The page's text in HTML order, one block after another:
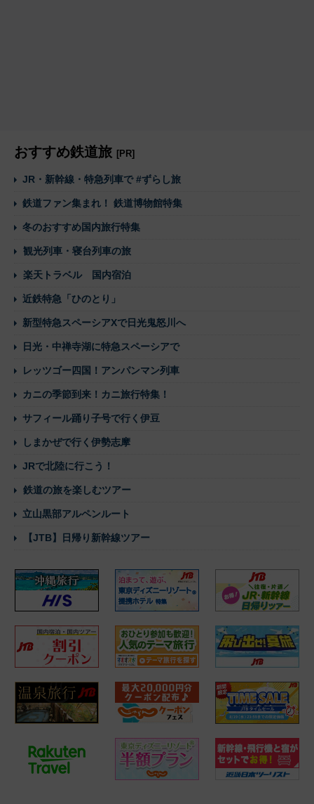
おすすめ鉄道旅 [PR]
JR・新幹線・特急列車で #ずらし旅
鉄道ファン集まれ！ 鉄道博物館特集
冬のおすすめ国内旅行特集
観光列車・寝台列車の旅
楽天トラベル 国内宿泊
近鉄特急「ひのとり」
新型特急スペーシアXで日光鬼怒川へ
日光・中禅寺湖に特急スペーシアで
レッツゴー四国！アンパンマン列車
カニの季節到来！カニ旅行特集！
サフィール踊り子号で行く伊豆
しまかぜで行く伊勢志摩
JRで北陸に行こう！
鉄道の旅を楽しむツアー
立山黒部アルペンルート
【JTB】日帰り新幹線ツアー